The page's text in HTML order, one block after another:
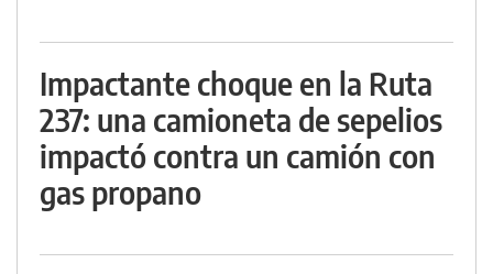
Impactante choque en la Ruta
237: una camioneta de sepelios
impactó contra un camión con
gas propano